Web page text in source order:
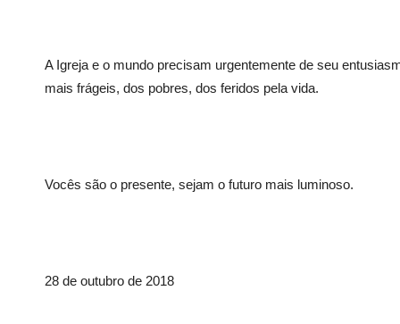
A Igreja e o mundo precisam urgentemente de seu
mais frágeis, dos pobres, dos feridos pela vida.
Vocês são o presente, sejam o futuro mais luminoso.
28 de outubro de 2018